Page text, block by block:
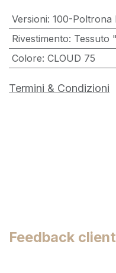
Versioni: 100-Poltrona
Rivestimento: Tessuto
Colore: CLOUD 75
Termini & Condizioni
Feedback